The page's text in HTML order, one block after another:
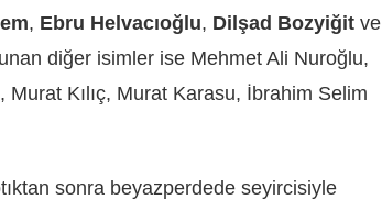
, Ebru Helvacıoğlu, Dilşad Bozyiğit ve
diğer isimler ise Mehmet Ali Nuroğlu,
Kılıç, Murat Karasu, İbrahim Selim
sonra beyazperdede seyircisiyle